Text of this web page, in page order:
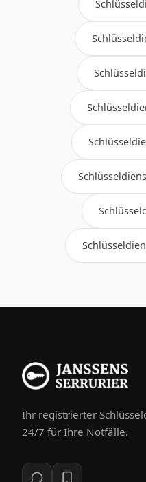
Ihr registrierter
24/7 für Ihre Notfälle.